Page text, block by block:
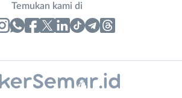
Temukan kami di